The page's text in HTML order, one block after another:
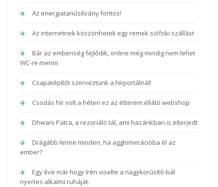
Az energiatanúsítvány fontos!
Az internetnek köszönhetek egy remek siófoki szállást
Bár az emberiség fejlődik, online még mindig nem lehet
WC-re menni
Csapatépítőt szerveztünk a hírportálnál!
Csodás hír volt a héten ez az étterem éllátó webshop
Dhwani Patra, a rezonáló tál, ami hazánkban is elterjedt
Drágább lenne minden, ha agglomerációba él az
ember?
Egy éve már hogy Irén viselte a nagykorúsító-bál
nyertes alkalmi ruháját.